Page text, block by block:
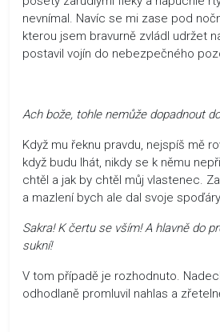
nevnímal. Navíc se mi zase pod
kterou jsem bravurně zvládl udržet
postavil vojín do nebezpečného
Ach bože, tohle nemůže dopadnout
Když mu řeknu pravdu, nejspíš mě
když budu lhát, nikdy se k němu
chtěl a jak by chtěl můj vlastenec.
a mazlení bych ale dal svoje
Sakra! K čertu se vším! A hlavně do
sukní!
V tom případě je rozhodnuto.
odhodlaně promluvil nahlas a